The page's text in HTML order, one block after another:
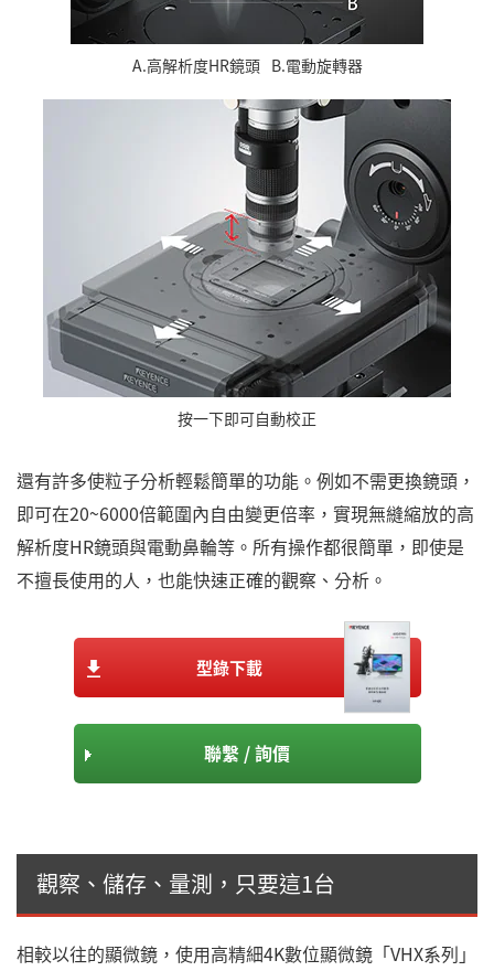
A.高解析度HR鏡頭 B.電動旋轉器
按一下即可自動校正
還有許多使粒子分析輕鬆簡單的功能。例如不需更換鏡頭，
即可在20~6000倍範圍內自由變更倍率，實現無縫縮放的高
解析度HR鏡頭與電動鼻輪等。所有操作都很簡單，即使是
不擅長使用的人，也能快速正確的觀察、分析。
型錄下載
聯繫 / 詢價
觀察、儲存、量測，只要這1台
相較以往的顯微鏡，使用高精細4K數位顯微鏡「VHX系列」